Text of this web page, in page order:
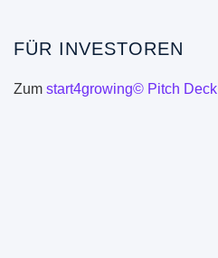
FÜR INVESTOREN
Zum start4growing© Pitch Deck